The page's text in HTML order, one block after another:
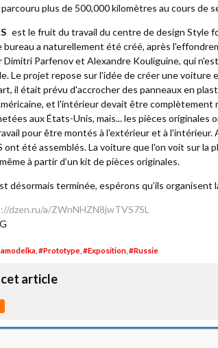
plus de 500,000 kilomètres au cours de
est le fruit du travail du centre de design Style
bureau a naturellement été créé, après
Dimitri Parfenov et Alexandre Kouliguine, qui
Le projet repose sur l'idée de créer une voiture
il était prévu d'accrocher des panneaux en
et l'intérieur devait être complètement
aux États-Unis, mais... les pièces originales
pour être montés à l'extérieur et à l'intérieur.
ont été assemblés. La voiture que l'on voit sur la
à partir d’un kit de pièces originales.
désormais terminée, espérons qu’ils organisent
dzen.ru/a/ZWnNHZN8jwTVS7SL
#Prototype #Exposition #Russie
article